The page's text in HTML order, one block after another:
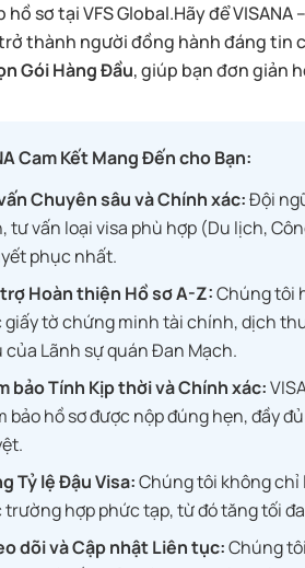
sơ tại VFS Global.Hãy để
thành người đồng hành đáng tin
Gói Hàng Đầu, giúp bạn đơn giản
Cam Kết Mang Đến cho Bạn:
Chuyên sâu và Chính xác:Đội
tư vấn loại visa phù hợp (Du lịch,
phục nhất.
Hoàn thiện Hồ sơ A-Z:Chúng tôi
giấy tờ chứng minh tài chính, dịch
của Lãnh sự quán Đan Mạch.
bảo Tính Kịp thời và Chính xác:
bảo hồ sơ được nộp đúng hẹn, đầy
Tỷ lệ Đậu Visa:Chúng tôi không chỉ
trường hợp phức tạp, từ đó tăng tối
dõi và Cập nhật Liên tục:Chúng